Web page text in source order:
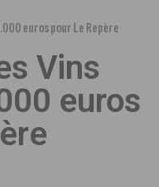
euros pour Le Repère
Vins
euros